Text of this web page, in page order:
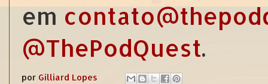
em
@ThePodQuest.
por Gilliard Lopes